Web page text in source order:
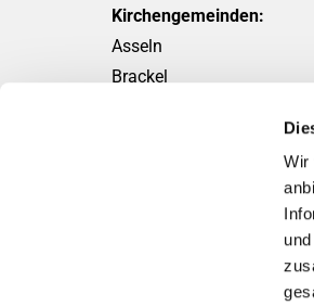
Wir
Kirchengemeinden:
Asseln
Brackel